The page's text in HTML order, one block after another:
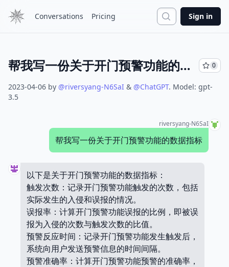
Conversations Pricing Search
Sign in
帮我写一份关于开门预警功能的数据指标 0
2023-04-06 by @riversyang-N6SaI & @ChatGPT. Model: gpt-
3.5
riversyang-N6SaI
帮我写一份关于开门预警功能的数据指标
以下是关于开门预警功能的数据指标：
触发次数：记录开门预警功能触发的次数，包括
实际发生的入侵和误报的情况。
误报率：计算开门预警功能误报的比例，即被误
报为入侵的次数与触发次数的比值。
预警反应时间：记录开门预警功能发生触发后，
系统向用户发送预警信息的时间间隔。
预警准确率：计算开门预警功能预警的准确率，